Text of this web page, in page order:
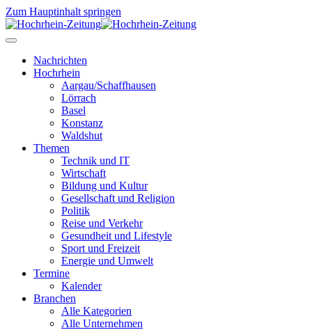
Zum Hauptinhalt springen
Nachrichten
Hochrhein
Aargau/Schaffhausen
Lörrach
Basel
Konstanz
Waldshut
Themen
Technik und IT
Wirtschaft
Bildung und Kultur
Gesellschaft und Religion
Politik
Reise und Verkehr
Gesundheit und Lifestyle
Sport und Freizeit
Energie und Umwelt
Termine
Kalender
Branchen
Alle Kategorien
Alle Unternehmen